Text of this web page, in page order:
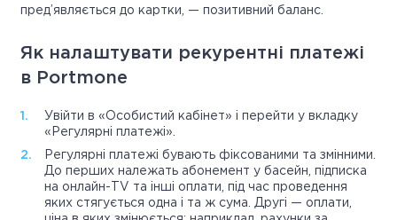
пред’являється до картки, — позитивний баланс.
Як налаштувати рекурентні платежі
в Portmone
Увійти в «Особистий кабінет» і перейти у вкладку
«Регулярні платежі».
Регулярні платежі бувають фіксованими та змінними.
До перших належать абонемент у басейн, підписка
на онлайн-TV та інші оплати, під час проведення
яких стягується одна і та ж сума. Другі — оплати,